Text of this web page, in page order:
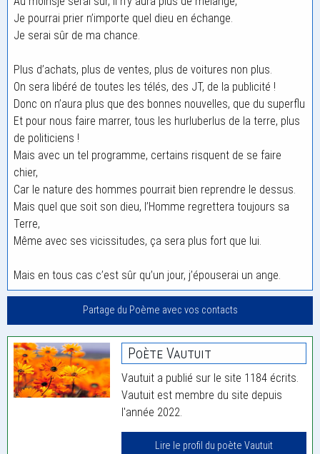
Je pourrai prier n’importe quel dieu en échange.
Je serai sûr de ma chance.
Plus d’achats, plus de ventes, plus de voitures non plus.
On sera libéré de toutes les télés, des JT, de la publicité !
Donc on n’aura plus que des bonnes nouvelles, que du superflu
Et pour nous faire marrer, tous les hurluberlus de la terre, plus
de politiciens !
Mais avec un tel programme, certains risquent de se faire
chier,
Car le nature des hommes pourrait bien reprendre le dessus.
Mais quel que soit son dieu, l’Homme regrettera toujours sa
Terre,
Même avec ses vicissitudes, ça sera plus fort que lui.
Mais en tous cas c’est sûr qu’un jour, j’épouserai un ange.
Partage du Poème avec vos contacts
Poète Vautuit
Vautuit a publié sur le site 1184 écrits.
Vautuit est membre du site depuis
l'année 2022.
Lire le profil du poète Vautuit